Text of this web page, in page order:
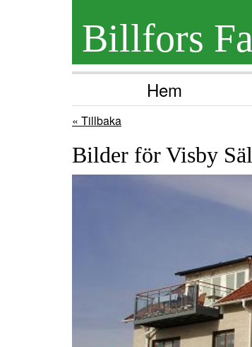
Billfors
Hem
« Tillbaka
Bilder för Visby